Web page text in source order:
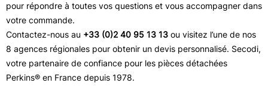
pour répondre à toutes vos questions et vous accompagner dans
votre commande.
Contactez-nous au +33 (0)2 40 95 13 13 ou visitez l’une de nos
8 agences régionales pour obtenir un devis personnalisé. Secodi,
votre partenaire de confiance pour les pièces détachées
Perkins® en France depuis 1978.